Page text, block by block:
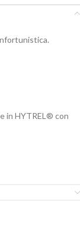
in HYTREL® con